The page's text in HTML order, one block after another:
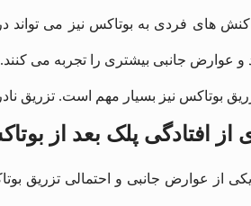
های فردی به بوتاکس نیز می
عوارض جانبی بیشتری را تجربه می ‌کنند.
بوتاکس نیز بسیار مهم است. تزریق
از افتادگی پلک بعد از
یکی از عوارض جانبی و احتمالی